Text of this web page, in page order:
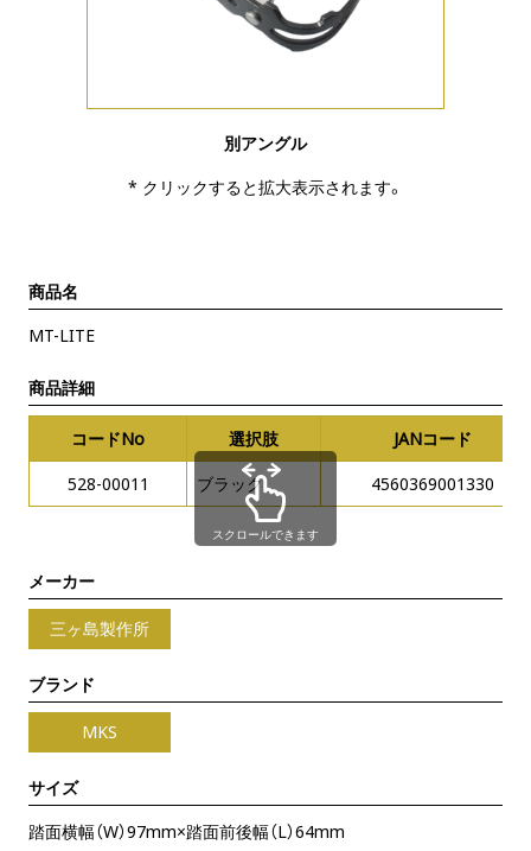
別アングル
* クリックすると拡大表示されます。
商品名
MT-LITE
商品詳細
コードNo 選択肢
JANコード
528-00011
ブラック 4560369001330
スクロールできます
メーカー
三ヶ島製作所
ブランド
MKS
サイズ
踏面横幅（W）97mm×踏面前後幅（L）64mm